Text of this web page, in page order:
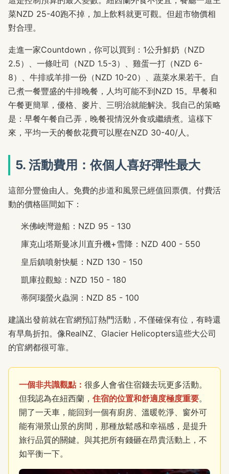
菜NZD 25-40跑不掉，加上飲料就更可觀。但超市物價相
對合理。
走進一家Countdown，你可以買到：1公升鮮奶（NZD
2.5）、一條吐司（NZD 1.5-3）、雞蛋一打（NZD 6-
8）、牛排或羊排一份（NZD 10-20）、蔬菜水果若干。自
己煮一餐豐盛的牛排晚餐，人均可能不到NZD 15。早餐和
午餐更簡單，優格、麥片、三明治就能解決。我自己的策略
是：早餐午餐自己弄，晚餐視情況外食或繼續煮。這樣下
來，平均一天的餐飲花費可以壓在NZD 30-40/人。
5. 活動費用：依個人喜好彈性最大
這部分豐儉由人。免費的步道和風景已經值回票價。付費活
動的價格區間如下：
米佛峽灣遊船：NZD 95 - 130
庫克山塔斯曼冰川直升機+雪降：NZD 400 - 550
皇后鎮噴射快艇：NZD 130 - 150
凱庫拉觀鯨：NZD 150 - 180
蒂阿瑙螢火蟲洞：NZD 85 - 100
建議出發前就在官網預訂熱門活動，不僅確保有位，有時還
有早鳥折扣。像RealNZ、Glacier Helicopters這些大公司
的官網都很可靠。
一個非共識觀點： 很多人會省住宿錢去玩更多活動。
但我認為在紐西蘭， 住宿的位置和舒適度極度重要。
開了一天車，能回到一個有廚房、溫暖乾淨、窗外可
能有湖景山景的房間，那種放鬆感和幸福感，是提升
旅行品質的關鍵。與其把所有錢砸在昂貴活動上，不
如平衡一下。